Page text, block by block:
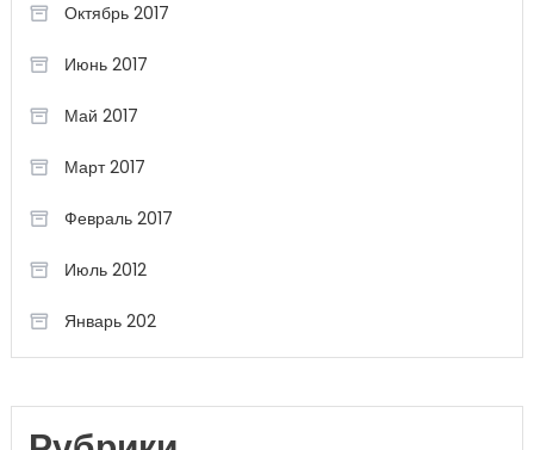
Октябрь 2017
Июнь 2017
Май 2017
Март 2017
Февраль 2017
Июль 2012
Январь 202